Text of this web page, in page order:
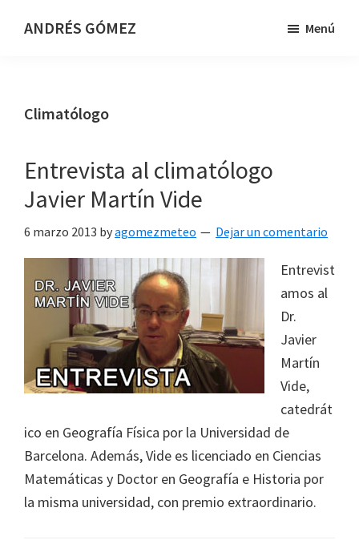
página
ANDRÉS GÓMEZ
en
Menú
Climatólogo
Entrevista al climatólogo
Javier Martín Vide
6 marzo 2013 byagomezmeteo Dejar un comentario
Entrevist
amos al
Dr.
Javier
Martín
Vide,
catedrát
ico en Geografía Física por la Universidad de
Barcelona. Además, Vide es licenciado en Ciencias
Matemáticas y Doctor en Geografía e Historia por
la misma universidad, con premio extraordinario.